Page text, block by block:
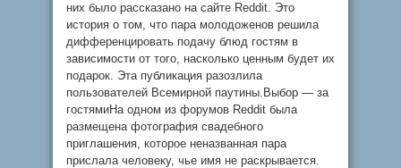
них было рассказано на сайте Reddit. Это
история о том, что пара молодоженов решила
дифференцировать подачу блюд гостям в
зависимости от того, насколько ценным будет их
подарок. Эта публикация разозлила
пользователей Всемирной паутины.Выбор — за
гостямиНа одном из форумов Reddit была
размещена фотография свадебного
приглашения, которое неназванная пара
прислала человеку, чье имя не раскрывается.